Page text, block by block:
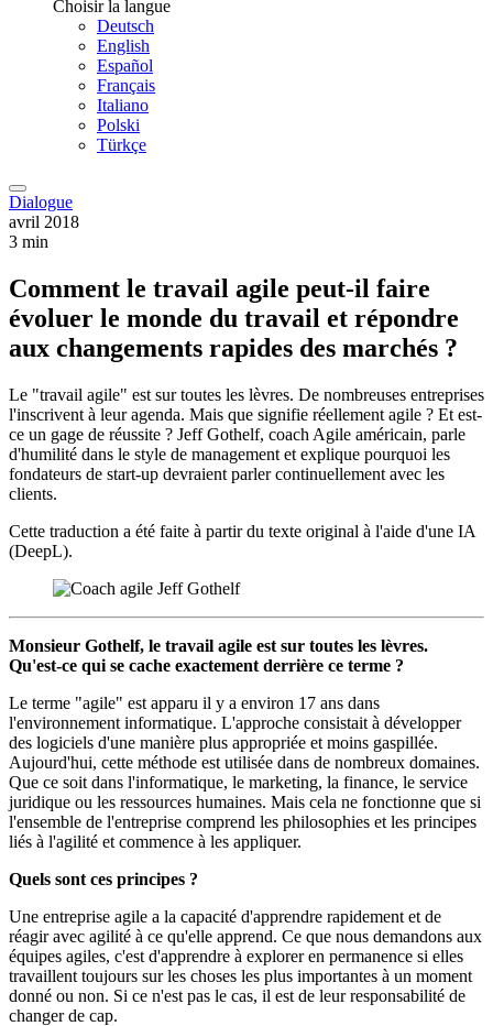
Choisir la langue
Deutsch
English
Español
Français
Italiano
Polski
Türkçe
Dialogue
avril 2018
3 min
Comment le travail agile peut-il faire
évoluer le monde du travail et répondre
aux changements rapides des marchés ?
Le "travail agile" est sur toutes les lèvres. De nombreuses entreprises
l'inscrivent à leur agenda. Mais que signifie réellement agile ? Et est-
ce un gage de réussite ? Jeff Gothelf, coach Agile américain, parle
d'humilité dans le style de management et explique pourquoi les
fondateurs de start-up devraient parler continuellement avec les
clients.
Cette traduction a été faite à partir du texte original à l'aide d'une IA
(DeepL).
Monsieur Gothelf, le travail agile est sur toutes les lèvres.
Qu'est-ce qui se cache exactement derrière ce terme ?
Le terme "agile" est apparu il y a environ 17 ans dans
l'environnement informatique. L'approche consistait à développer
des logiciels d'une manière plus appropriée et moins gaspillée.
Aujourd'hui, cette méthode est utilisée dans de nombreux domaines.
Que ce soit dans l'informatique, le marketing, la finance, le service
juridique ou les ressources humaines. Mais cela ne fonctionne que si
l'ensemble de l'entreprise comprend les philosophies et les principes
liés à l'agilité et commence à les appliquer.
Quels sont ces principes ?
Une entreprise agile a la capacité d'apprendre rapidement et de
réagir avec agilité à ce qu'elle apprend. Ce que nous demandons aux
équipes agiles, c'est d'apprendre à explorer en permanence si elles
travaillent toujours sur les choses les plus importantes à un moment
donné ou non. Si ce n'est pas le cas, il est de leur responsabilité de
changer de cap.